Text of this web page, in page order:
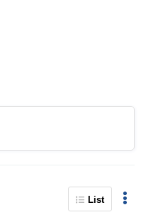
List